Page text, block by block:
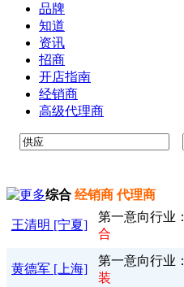
品牌
知道
资讯
招商
开店指南
经销商
高级代理商
综合 经销商 代理商
王清明 [宁夏]
第一意向行业：
合
黄德军 [上海]
第一意向行业：
装